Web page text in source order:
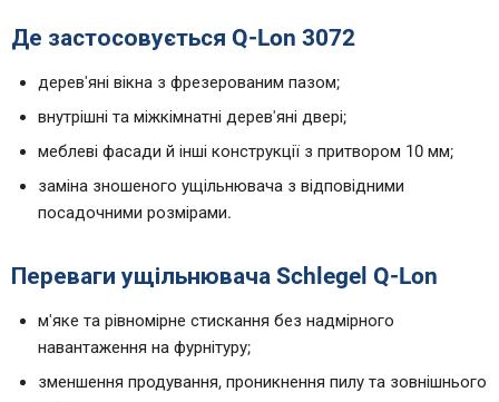
Де застосовується Q-Lon 3072
дерев'яні вікна з фрезерованим пазом;
внутрішні та міжкімнатні дерев'яні двері;
меблеві фасади й інші конструкції з притвором 10 мм;
заміна зношеного ущільнювача з відповідними
посадочними розмірами.
Переваги ущільнювача Schlegel Q-Lon
м'яке та рівномірне стискання без надмірного
навантаження на фурнітуру;
зменшення продування, проникнення пилу та зовнішнього